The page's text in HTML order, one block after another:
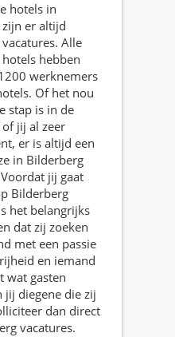
hotels in
er altijd
Alle
hebben
werknemers
Of het nou
stap is in de
jij al zeer
er is altijd een
in Bilderberg
jij gaat
Bilderberg
het belangrijks
dat zij zoeken
met een passie
en iemand
wat gasten
jij diegene die zij
dan direct
vacatures.